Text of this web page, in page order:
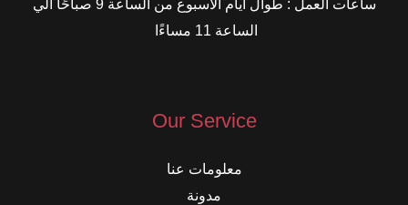
ساعات العمل : طوال ايام الاسبوع من الساعة 9 صباحًا الي
الساعة 11 مساءًا
Our Service
معلومات عنا
مدونة